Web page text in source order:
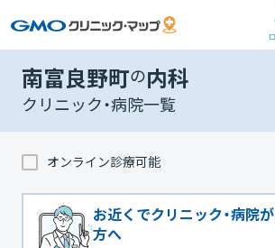
南富良野町の内科
クリニック・病院一覧
オンライン診療可能
お近くでクリニック・病院
方へ